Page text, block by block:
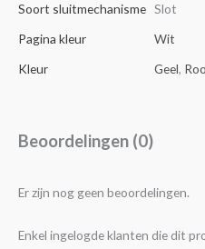
Soort sluitmechanisme Slot
Pagina kleur
Wit
Kleur
Geel,
Beoordelingen (0)
Er zijn nog geen beoordelingen.
Enkel ingelogde klanten die dit